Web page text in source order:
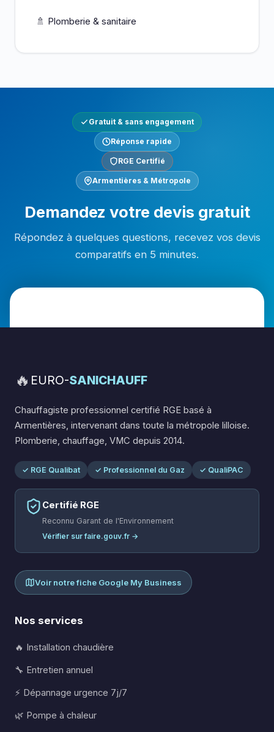
🚿 Plomberie & sanitaire
Gratuit & sans engagement
Réponse rapide
RGE Certifié
Armentières & Métropole
Demandez votre devis gratuit
Répondez à quelques questions, recevez vos devis
comparatifs en 5 minutes.
🔥 EURO-SANICHAUFF
Chauffagiste professionnel certifié RGE basé à
Armentières, intervenant dans toute la métropole lilloise.
Plomberie, chauffage, VMC depuis 2014.
✓ RGE Qualibat ✓ Professionnel du Gaz ✓ QualiPAC
Certifié RGE
Reconnu Garant de l'Environnement
Vérifier sur faire.gouv.fr →
Voir notre fiche Google My Business
Nos services
🔥 Installation chaudière
🔧 Entretien annuel
⚡ Dépannage urgence 7j/7
🌿 Pompe à chaleur